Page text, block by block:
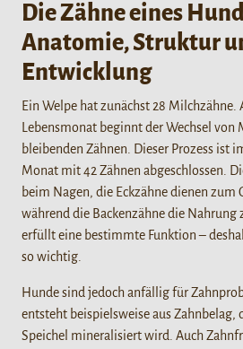
Die Zähne eines
Anatomie, Struktur
Entwicklung
Ein Welpe hat zunächst 28 Milchzähne.
Lebensmonat beginnt der Wechsel von
bleibenden Zähnen. Dieser Prozess ist
Monat mit 42 Zähnen abgeschlossen.
beim Nagen, die Eckzähne dienen zum
während die Backenzähne die Nahrung
erfüllt eine bestimmte Funktion –
so wichtig.
Hunde sind jedoch anfällig für
entsteht beispielsweise aus Zahnbelag,
Speichel mineralisiert wird. Auch